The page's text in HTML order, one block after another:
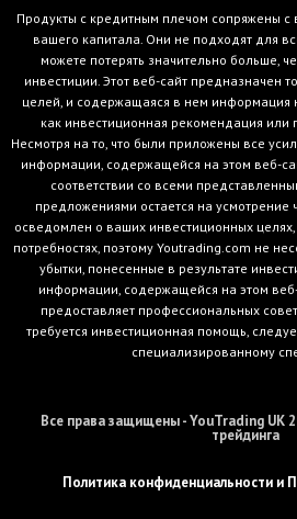
Продукты с кредитным плечом сопряжены с
вашего капитала. Они не подходят для
можете потерять значительно больше,
инвестиции. Этот веб-сайт предназначен
целей, и содержащаяся в нем информация
как инвестиционная рекомендация или
Несмотря на то, что были приложены все
информации, содержащейся на этом веб-
соответствии со всеми
предложениями остается на усмотрение
осведомлен о ваших инвестиционных
потребностях, поэтому Youtrading.com не
убытки, понесенные в результате
информации, содержащейся на этом
предоставляет профессиональных
требуется инвестиционная помощь,
специализированному
Все права защищены - YouTrading UK
трейдинга
Политика конфиденциальности и